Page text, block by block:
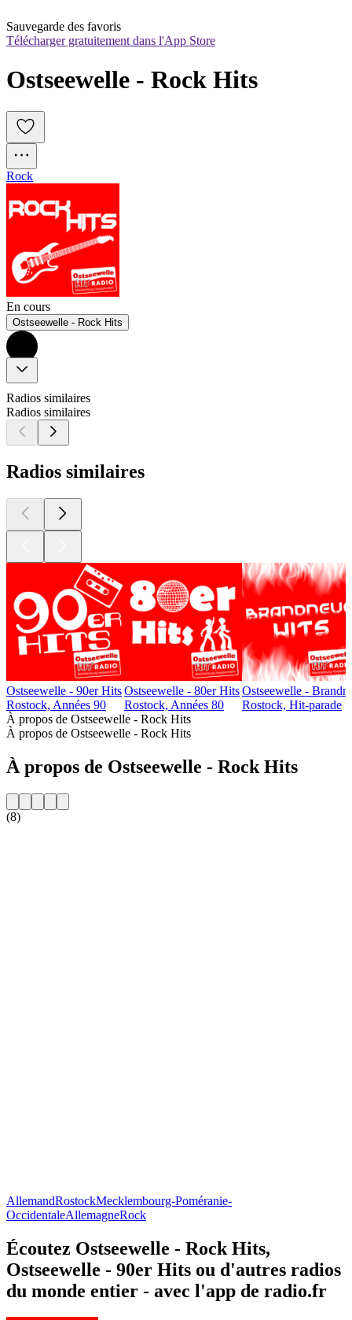
Sauvegarde des favoris
Télécharger gratuitement dans l'App Store
Ostseewelle - Rock Hits
Rock
En cours
Ostseewelle - Rock Hits
Radios similaires
Radios similaires
Radios similaires
Ostseewelle - 90er Hits
Rostock, Années 90
Ostseewelle - 80er Hits
Rostock, Années 80
Ostseewelle -
Rostock, Hit-parade
À propos de Ostseewelle - Rock Hits
À propos de Ostseewelle - Rock Hits
À propos de Ostseewelle - Rock Hits
(8)
AllemandRostockMecklembourg-Poméranie-
OccidentaleAllemagneRock
Écoutez Ostseewelle - Rock Hits,
Ostseewelle - 90er Hits ou d'autres radios
du monde entier - avec l'app de radio.fr